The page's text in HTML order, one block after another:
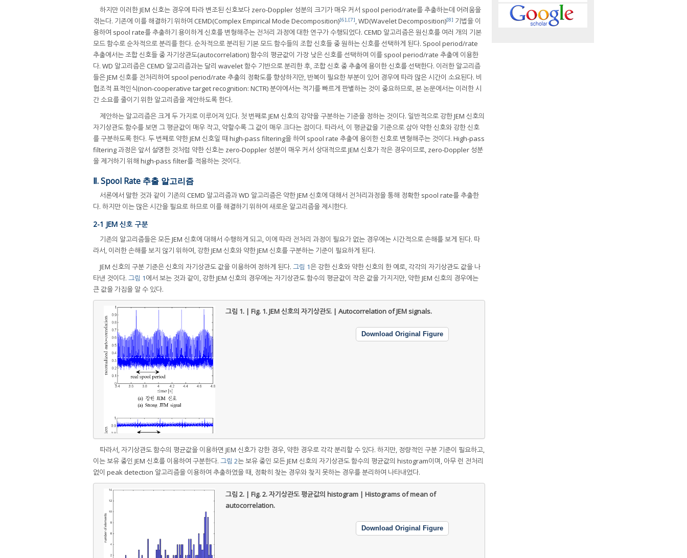
하지만 이러한 JEM 신호는 경우에 따라 변조된 신호보다 zero-Doppler 성분의 크기가 매우 커서 spool period/rate를 추출하는데 어려움을
겪는다. 기존에 이를 해결하기 위하여 CEMD(Complex Empirical Mode Decomposition)[6] [7], WD(Wavelet Decomposition)[8] 기법을 이
용하여 spool rate를 추출하기 용이하게 신호를 변형해주는 전처리 과정에 대한 연구가 수행되었다. CEMD 알고리즘은 원신호를 여러 개의 기본
모드 함수로 순차적으로 분리를 한다. 순차적으로 분리된 기본 모드 함수들의 조합 신호들 중 원하는 신호를 선택하게 된다. Spool period/rate
추출에서는 조합 신호들 중 자기상관도(autocorrelation) 함수의 평균값이 가장 낮은 신호를 선택하여 이를 spool period/rate 추출에 이용한
다. WD 알고리즘은 CEMD 알고리즘과는 달리 wavelet 함수 기반으로 분리한 후, 조합 신호 중 추출에 용이한 신호를 선택한다. 이러한 알고리즘
들은 JEM 신호를 전처리하여 spool period/rate 추출의 정확도를 향상하지만, 반복이 필요한 부분이 있어 경우에 따라 많은 시간이 소요된다. 비
협조적 표적인식(non-cooperative target recognition: NCTR) 분야에서는 적기를 빠르게 판별하는 것이 중요하므로, 본 논문에서는 이러한 시
간 소요를 줄이기 위한 알고리즘을 제안하도록 한다.
제안하는 알고리즘은 크게 두 가지로 이루어져 있다. 첫 번째로 JEM 신호의 강약을 구분하는 기준을 정하는 것이다. 일반적으로 강한 JEM 신호의
자기상관도 함수를 보면 그 평균값이 매우 작고, 약할수록 그 값이 매우 크다는 점이다. 따라서, 이 평균값을 기준으로 삼아 약한 신호와 강한 신호
를 구분하도록 한다. 두 번째로 약한 JEM 신호일 때 high-pass filtering을 하여 spool rate 추출에 용이한 신호로 변형해주는 것이다. High-pass
filtering 과정은 앞서 설명한 것처럼 약한 신호는 zero-Doppler 성분이 매우 커서 상대적으로 JEM 신호가 작은 경우이므로, zero-Doppler 성분
을 제거하기 위해 high-pass filter를 적용하는 것이다.
Ⅱ. Spool Rate 추출 알고리즘
서론에서 말한 것과 같이 기존의 CEMD 알고리즘과 WD 알고리즘은 약한 JEM 신호에 대해서 전처리과정을 통해 정확한 spool rate를 추출한
다. 하지만 이는 많은 시간을 필요로 하므로 이를 해결하기 위하여 새로운 알고리즘을 제시한다.
2-1 JEM 신호 구분
기존의 알고리즘들은 모든 JEM 신호에 대해서 수행하게 되고, 이에 따라 전처리 과정이 필요가 없는 경우에는 시간적으로 손해를 보게 된다. 따
라서, 이러한 손해를 보지 않기 위하여, 강한 JEM 신호와 약한 JEM 신호를 구분하는 기준이 필요하게 된다.
JEM 신호의 구분 기준은 신호의 자기상관도 값을 이용하여 정하게 된다. 그림 1은 강한 신호와 약한 신호의 한 예로, 각각의 자기상관도 값을 나
타낸 것이다. 그림 1에서 보는 것과 같이, 강한 JEM 신호의 경우에는 자기상관도 함수의 평균값이 작은 값을 가지지만, 약한 JEM 신호의 경우에는
큰 값을 가짐을 알 수 있다.
그림 1. | Fig. 1.JEM 신호의 자기상관도 | Autocorrelation of JEM signals.
Download Original Figure
따라서, 자기상관도 함수의 평균값을 이용하면 JEM 신호가 강한 경우, 약한 경우로 각각 분리할 수 있다. 하지만, 정량적인 구분 기준이 필요하고,
이는 보유 중인 JEM 신호를 이용하여 구분한다. 그림 2는 보유 중인 모든 JEM 신호의 자기상관도 함수의 평균값의 histogram이며, 아무 런 전처리
없이 peak detection 알고리즘을 이용하여 추출하였을 때, 정확히 찾는 경우와 찾지 못하는 경우를 분리하여 나타내었다.
그림 2. | Fig. 2.자기상관도 평균값의 histogram | Histograms of mean of
autocorrelation.
Download Original Figure